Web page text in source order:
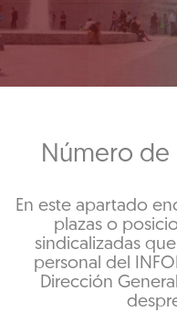
Número de
En este apartado
plazas o
sindicalizadas
personal del
Dirección